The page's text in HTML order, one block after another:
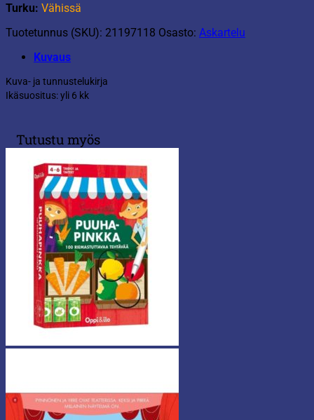
Turku: Vähissä
Tuotetunnus (SKU): 21197118 Osasto: Askartelu
Kuvaus
Kuva- ja tunnustelukirja
Ikäsuositus: yli 6 kk
Tutustu myös